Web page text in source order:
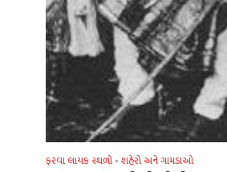
ફરવા લાયક સ્થળો •શહેરો અને ગામડાઓ